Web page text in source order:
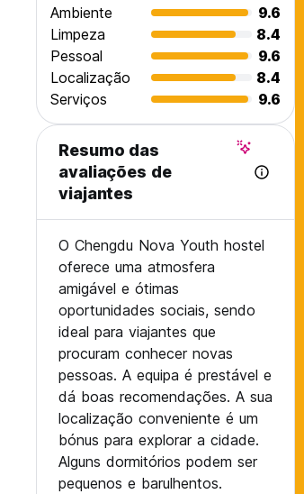
Ambiente
9.6
Limpeza
8.4
Pessoal
9.6
Localização
8.4
Serviços
9.6
Resumo das
avaliações de
viajantes
O Chengdu Nova Youth hostel
oferece uma atmosfera
amigável e ótimas
oportunidades sociais, sendo
ideal para viajantes que
procuram conhecer novas
pessoas. A equipa é prestável e
dá boas recomendações. A sua
localização conveniente é um
bónus para explorar a cidade.
Alguns dormitórios podem ser
pequenos e barulhentos.